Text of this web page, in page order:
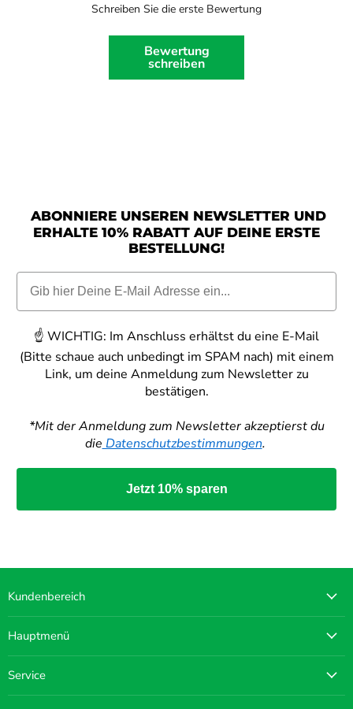
Schreiben Sie die erste Bewertung
Bewertung
schreiben
ABONNIERE UNSEREN NEWSLETTER UND
ERHALTE 10% RABATT AUF DEINE ERSTE
BESTELLUNG!
☝️ WICHTIG: Im Anschluss erhältst du eine E-Mail
(Bitte schaue auch unbedingt im SPAM nach) mit einem
Link, um deine Anmeldung zum Newsletter zu
bestätigen.
*Mit der Anmeldung zum Newsletter akzeptierst du
die Datenschutzbestimmungen.
Jetzt 10% sparen
Kundenbereich
Hauptmenü
Service